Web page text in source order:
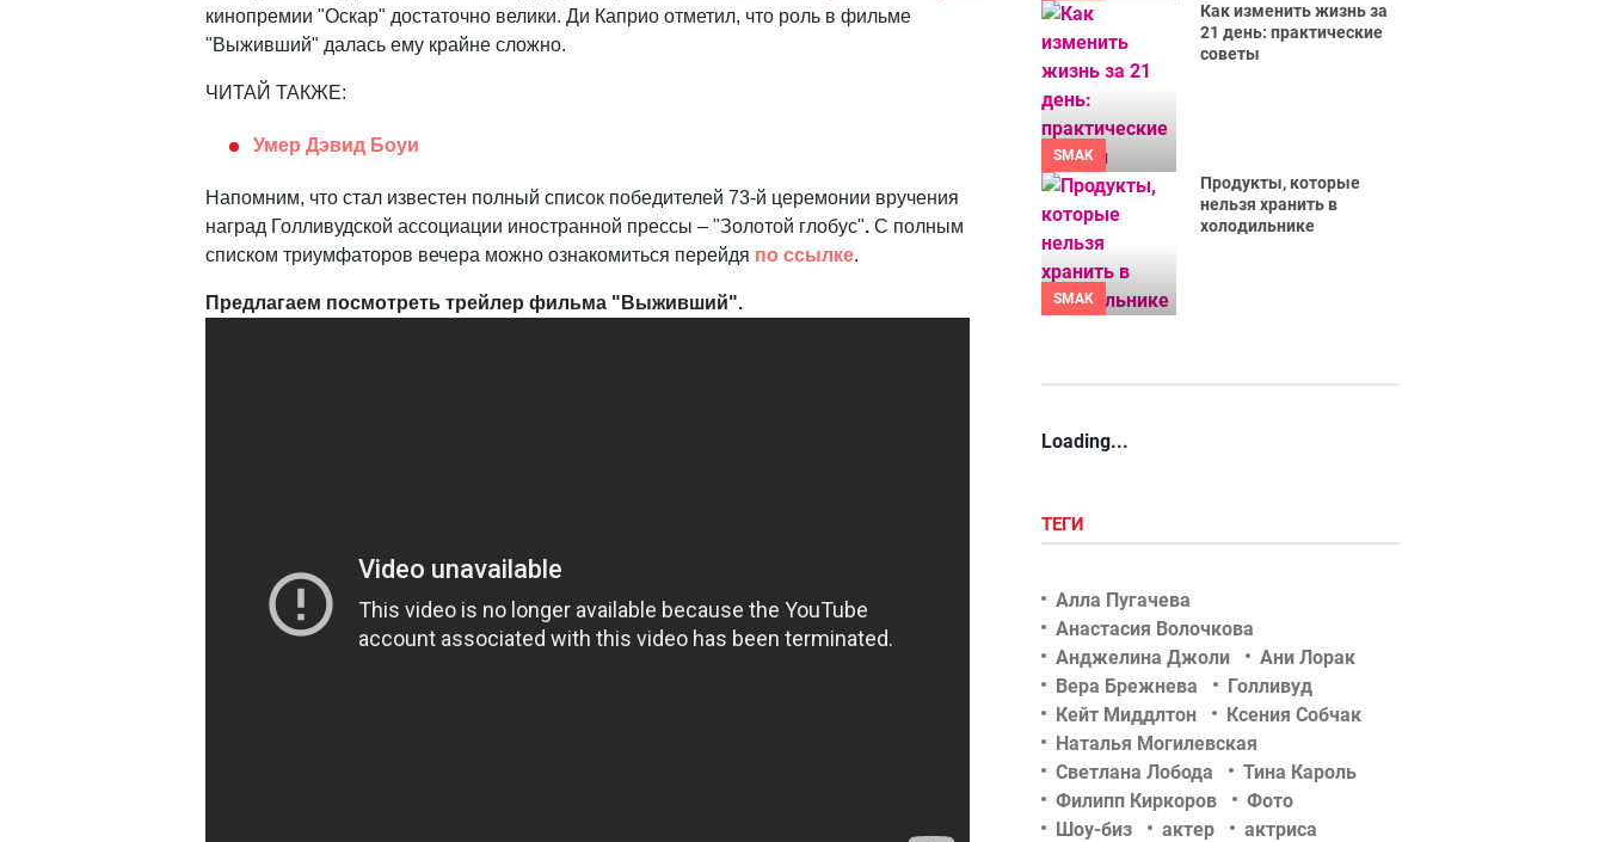
кинопремии "Оскар" достаточно велики. Ди Каприо отметил, что роль в фильме
"Выживший" далась ему крайне сложно.
ЧИТАЙ ТАКЖЕ:
Умер Дэвид Боуи
Напомним, что стал известен полный список победителей 73-й церемонии вручения
наград Голливудской ассоциации иностранной прессы – "Золотой глобус". С полным
списком триумфаторов вечера можно ознакомиться перейдя по ссылке.
Предлагаем посмотреть трейлер фильма "Выживший".
SMAK
Как изменить жизнь за
21 день: практические
советы
SMAK
Продукты, которые
нельзя хранить в
холодильнике
Loading...
ТЕГИ
Алла Пугачева
Анастасия Волочкова
Анджелина Джоли
Ани Лорак
Вера Брежнева
Голливуд
Кейт Миддлтон
Ксения Собчак
Наталья Могилевская
Светлана Лобода
Тина Кароль
Филипп Киркоров
Фото
Шоу-биз
актер
актриса